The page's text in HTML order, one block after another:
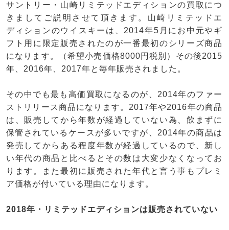
サントリー・山崎リミテッドエディションの買取につ
きましてご説明させて頂きます。山崎リミテッドエ
ディションのウイスキーは、2014年5月にお中元やギ
フト用に限定販売されたのが一番最初のシリーズ商品
になります。（希望小売価格8000円税別）その後2015
年、2016年、2017年と毎年販売されました。
その中でも最も高価買取になるのが、2014年のファー
ストリリース商品になります。2017年や2016年の商品
は、販売してから年数が経過していない為、飲まずに
保管されているケースが多いですが、2014年の商品は
発売してからある程度年数が経過しているので、新し
い年代の商品と比べるとその数は大変少なくなってお
ります。また最初に販売された年代と言う事もプレミ
ア価格が付いている理由になります。
2018年・リミテッドエディションは販売されていない